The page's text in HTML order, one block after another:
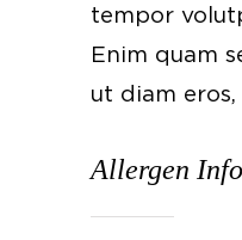
tempor
Enim quam
ut diam eros,
Allergen Info